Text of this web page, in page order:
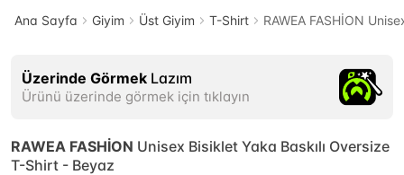
Ana Sayfa Giyim Üst Giyim T-Shirt RAWEA FASHİON
Üzerinde Görmek Lazım
Ürünü üzerinde görmek için tıklayın
RAWEA FASHİON Unisex Bisiklet Yaka Baskılı Oversize
T-Shirt - Beyaz